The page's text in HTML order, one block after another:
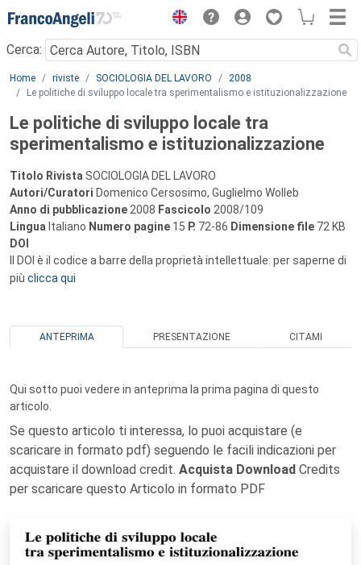
Menu
Cerca:
Main content
Home riviste SOCIOLOGIA DEL LAVORO
2008
Le politiche di sviluppo locale tra sperimentalismo e istituzionalizzazione
Le politiche di sviluppo locale tra
sperimentalismo e istituzionalizzazione
Titolo Rivista SOCIOLOGIA DEL LAVORO
Autori/Curatori Domenico Cersosimo, Guglielmo Wolleb
Anno di pubblicazione 2008 Fascicolo 2008/109
Lingua Italiano Numero pagine 15 P. 72-86 Dimensione file 72 KB
DOI
Il DOI è il codice a barre della proprietà intellettuale: per saperne di
più clicca qui
ANTEPRIMA PRESENTAZIONE CITAMI
Qui sotto puoi vedere in anteprima la prima pagina di questo
articolo.
Se questo articolo ti interessa, lo puoi acquistare (e
scaricare in formato pdf) seguendo le facili indicazioni per
acquistare il download credit. Acquista Download Credits
per scaricare questo Articolo in formato PDF